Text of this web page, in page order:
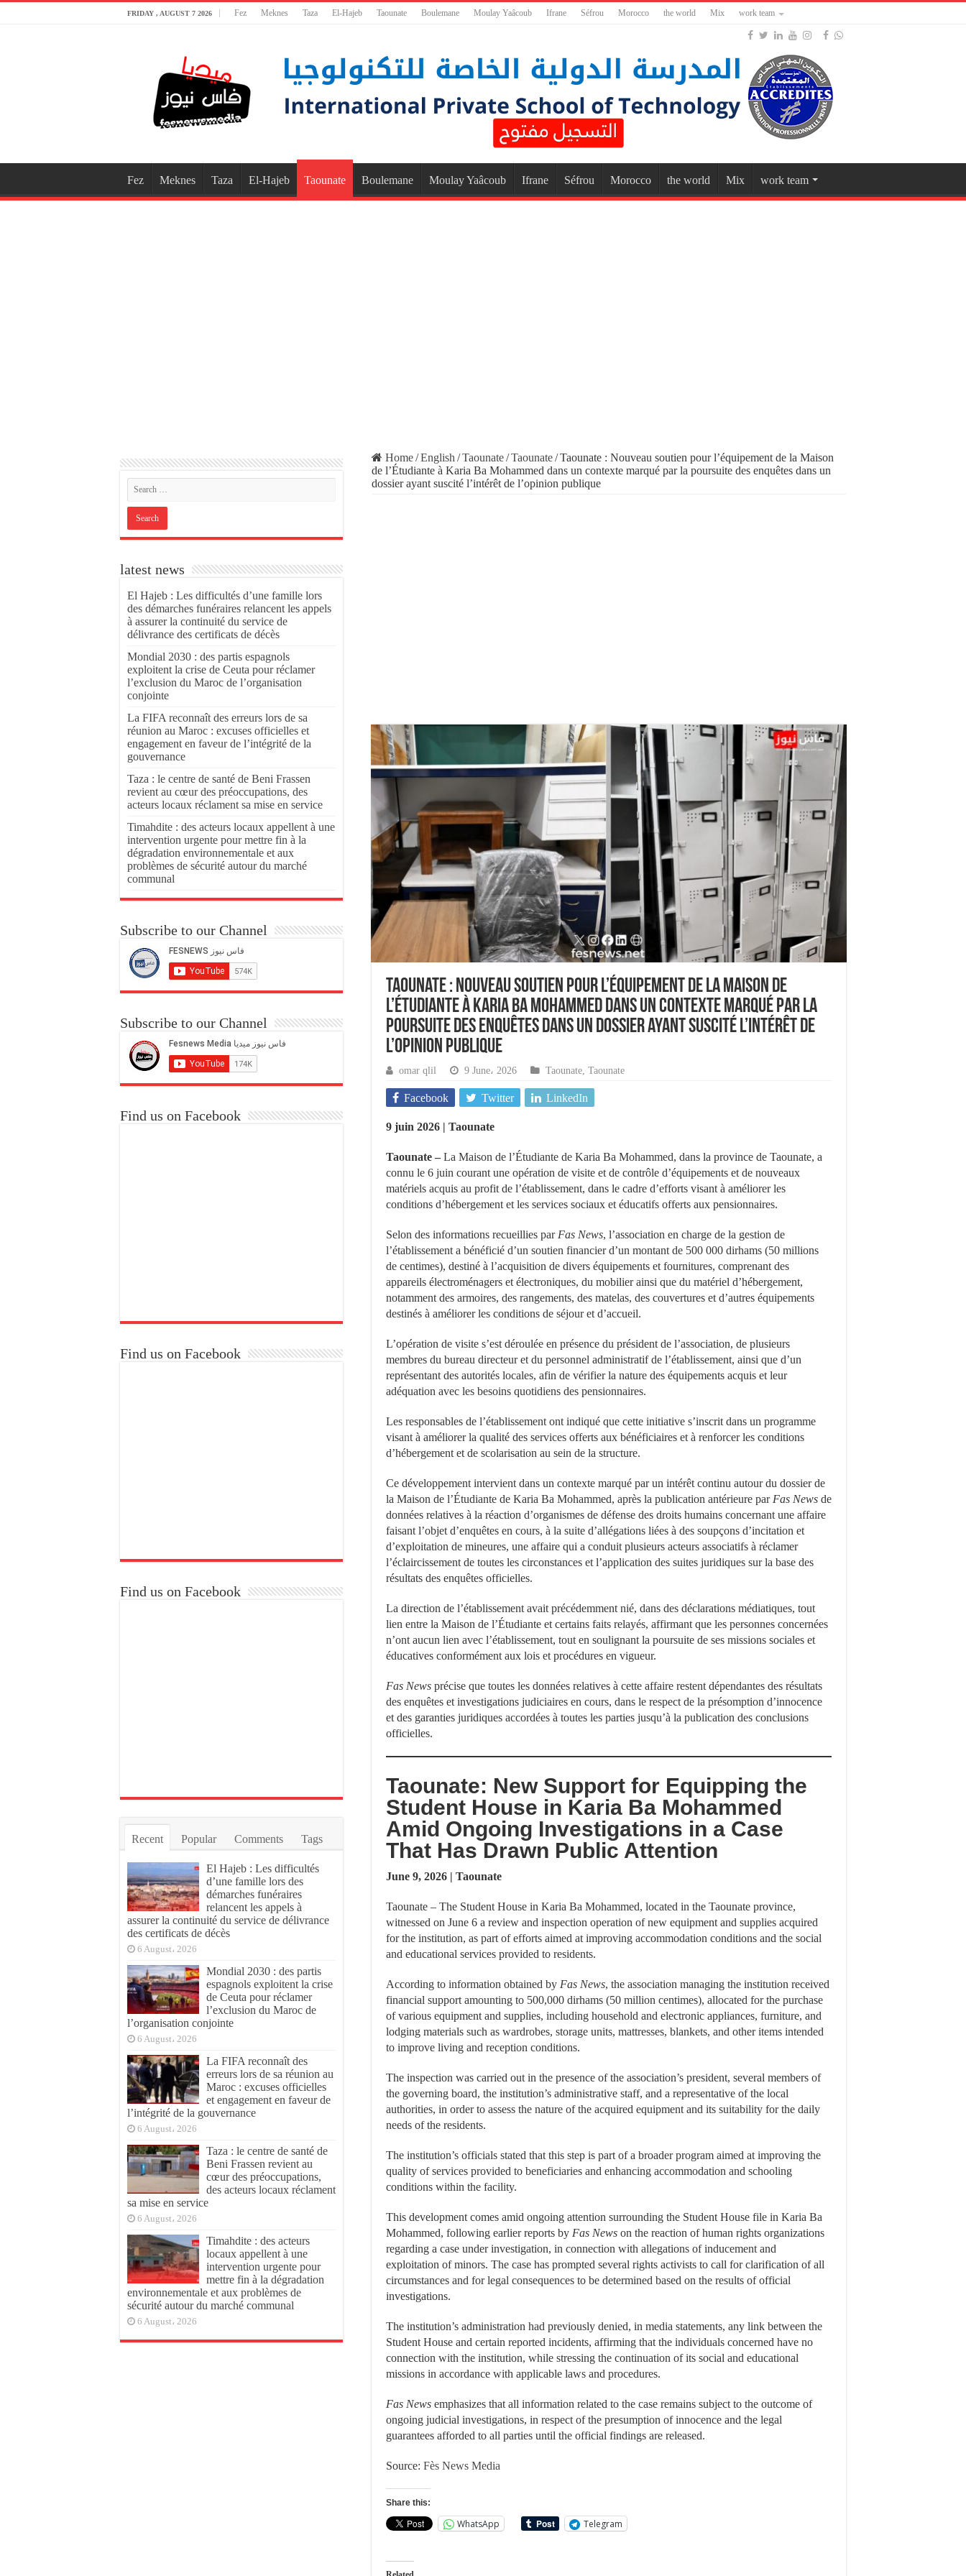
FRIDAY , AUGUST 7 2026 Fez Meknes Taza El-Hajeb Taounate Boulemane Moulay Yaâcoub Ifrane Séfrou Morocco the world Mix work team
Fez Meknes Taza El-Hajeb Taounate Boulemane Moulay Yaâcoub Ifrane Séfrou Morocco the world Mix work team
Home/English /Taounate/Taounate/Taounate : Nouveau soutien pour l’équipement de la Maison
de l’Étudiante à Karia Ba Mohammed dans un contexte marqué par la poursuite des enquêtes dans un
dossier ayant suscité l’intérêt de l’opinion publique
Taounate : Nouveau soutien pour l’équipement de la Maison de
l’Étudiante à Karia Ba Mohammed dans un contexte marqué par la
poursuite des enquêtes dans un dossier ayant suscité l’intérêt de
l’opinion publique
omar qlil 9 June، 2026 Taounate, Taounate
Facebook Twitter LinkedIn
9 juin 2026 | Taounate
Taounate – La Maison de l’Étudiante de Karia Ba Mohammed, dans la province de Taounate, a
connu le 6 juin courant une opération de visite et de contrôle d’équipements et de nouveaux
matériels acquis au profit de l’établissement, dans le cadre d’efforts visant à améliorer les
conditions d’hébergement et les services sociaux et éducatifs offerts aux pensionnaires.
Selon des informations recueillies par Fas News, l’association en charge de la gestion de
l’établissement a bénéficié d’un soutien financier d’un montant de 500 000 dirhams (50 millions
de centimes), destiné à l’acquisition de divers équipements et fournitures, comprenant des
appareils électroménagers et électroniques, du mobilier ainsi que du matériel d’hébergement,
notamment des armoires, des rangements, des matelas, des couvertures et d’autres équipements
destinés à améliorer les conditions de séjour et d’accueil.
L’opération de visite s’est déroulée en présence du président de l’association, de plusieurs
membres du bureau directeur et du personnel administratif de l’établissement, ainsi que d’un
représentant des autorités locales, afin de vérifier la nature des équipements acquis et leur
adéquation avec les besoins quotidiens des pensionnaires.
Les responsables de l’établissement ont indiqué que cette initiative s’inscrit dans un programme
visant à améliorer la qualité des services offerts aux bénéficiaires et à renforcer les conditions
d’hébergement et de scolarisation au sein de la structure.
Ce développement intervient dans un contexte marqué par un intérêt continu autour du dossier de
la Maison de l’Étudiante de Karia Ba Mohammed, après la publication antérieure par Fas News de
données relatives à la réaction d’organismes de défense des droits humains concernant une affaire
faisant l’objet d’enquêtes en cours, à la suite d’allégations liées à des soupçons d’incitation et
d’exploitation de mineures, une affaire qui a conduit plusieurs acteurs associatifs à réclamer
l’éclaircissement de toutes les circonstances et l’application des suites juridiques sur la base des
résultats des enquêtes officielles.
La direction de l’établissement avait précédemment nié, dans des déclarations médiatiques, tout
lien entre la Maison de l’Étudiante et certains faits relayés, affirmant que les personnes concernées
n’ont aucun lien avec l’établissement, tout en soulignant la poursuite de ses missions sociales et
éducatives conformément aux lois et procédures en vigueur.
Fas News précise que toutes les données relatives à cette affaire restent dépendantes des résultats
des enquêtes et investigations judiciaires en cours, dans le respect de la présomption d’innocence
et des garanties juridiques accordées à toutes les parties jusqu’à la publication des conclusions
officielles.
Taounate: New Support for Equipping the
Student House in Karia Ba Mohammed
Amid Ongoing Investigations in a Case
That Has Drawn Public Attention
June 9, 2026 | Taounate
Taounate – The Student House in Karia Ba Mohammed, located in the Taounate province,
witnessed on June 6 a review and inspection operation of new equipment and supplies acquired
for the institution, as part of efforts aimed at improving accommodation conditions and the social
and educational services provided to residents.
According to information obtained by Fas News, the association managing the institution received
financial support amounting to 500,000 dirhams (50 million centimes), allocated for the purchase
of various equipment and supplies, including household and electronic appliances, furniture, and
lodging materials such as wardrobes, storage units, mattresses, blankets, and other items intended
to improve living and reception conditions.
The inspection was carried out in the presence of the association’s president, several members of
the governing board, the institution’s administrative staff, and a representative of the local
authorities, in order to assess the nature of the acquired equipment and its suitability for the daily
needs of the residents.
The institution’s officials stated that this step is part of a broader program aimed at improving the
quality of services provided to beneficiaries and enhancing accommodation and schooling
conditions within the facility.
This development comes amid ongoing attention surrounding the Student House file in Karia Ba
Mohammed, following earlier reports by Fas News on the reaction of human rights organizations
regarding a case under investigation, in connection with allegations of inducement and
exploitation of minors. The case has prompted several rights activists to call for clarification of all
circumstances and for legal consequences to be determined based on the results of official
investigations.
The institution’s administration had previously denied, in media statements, any link between the
Student House and certain reported incidents, affirming that the individuals concerned have no
connection with the institution, while stressing the continuation of its social and educational
missions in accordance with applicable laws and procedures.
Fas News emphasizes that all information related to the case remains subject to the outcome of
ongoing judicial investigations, in respect of the presumption of innocence and the legal
guarantees afforded to all parties until the official findings are released.
Source: Fès News Media
Share this:
WhatsApp Telegram
latest news
El Hajeb : Les difficultés d’une famille lors
des démarches funéraires relancent les appels
à assurer la continuité du service de
délivrance des certificats de décès
Mondial 2030 : des partis espagnols
exploitent la crise de Ceuta pour réclamer
l’exclusion du Maroc de l’organisation
conjointe
La FIFA reconnaît des erreurs lors de sa
réunion au Maroc : excuses officielles et
engagement en faveur de l’intégrité de la
gouvernance
Taza : le centre de santé de Beni Frassen
revient au cœur des préoccupations, des
acteurs locaux réclament sa mise en service
Timahdite : des acteurs locaux appellent à une
intervention urgente pour mettre fin à la
dégradation environnementale et aux
problèmes de sécurité autour du marché
communal
Subscribe to our Channel
Subscribe to our Channel
Find us on Facebook
Find us on Facebook
Find us on Facebook
Recent Popular Comments Tags
El Hajeb : Les difficultés
d’une famille lors des
démarches funéraires
relancent les appels à
assurer la continuité du service de délivrance
des certificats de décès
6 August، 2026
Mondial 2030 : des partis
espagnols exploitent la crise
de Ceuta pour réclamer
l’exclusion du Maroc de
l’organisation conjointe
6 August، 2026
La FIFA reconnaît des
erreurs lors de sa réunion au
Maroc : excuses officielles
et engagement en faveur de
l’intégrité de la gouvernance
6 August، 2026
Taza : le centre de santé de
Beni Frassen revient au
cœur des préoccupations,
des acteurs locaux réclament
sa mise en service
6 August، 2026
Timahdite : des acteurs
locaux appellent à une
intervention urgente pour
mettre fin à la dégradation
environnementale et aux problèmes de
sécurité autour du marché communal
6 August، 2026